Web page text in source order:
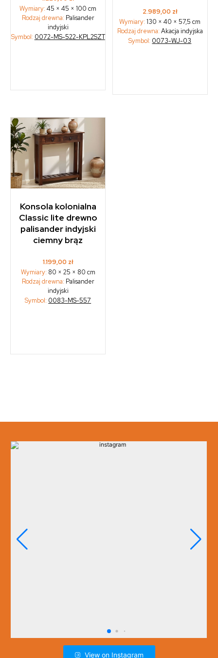
Wymiary:45 × 45 × 100 cm
Rodzaj drewna: Palisander
indyjski
Symbol: 0072-MS-522-KPL2SZT
2.989,00 zł
Wymiary:130 × 40 × 57,5 cm
Rodzaj drewna: Akacja indyjska
Symbol: 0073-WJ-03
Konsola kolonialna
Classic lite drewno
palisander indyjski
ciemny brąz
1.199,00 zł
Wymiary: 80 × 25 × 80 cm
Rodzaj drewna: Palisander
indyjski
Symbol: 0083-MS-557
View on Instagram